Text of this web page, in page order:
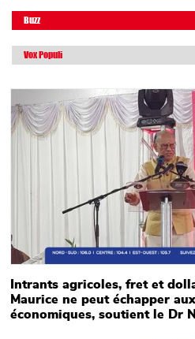
Buzz
Vox Populi
Main picture
Intrants agricoles, fret et
Maurice ne peut échapper
économiques, soutient le Dr